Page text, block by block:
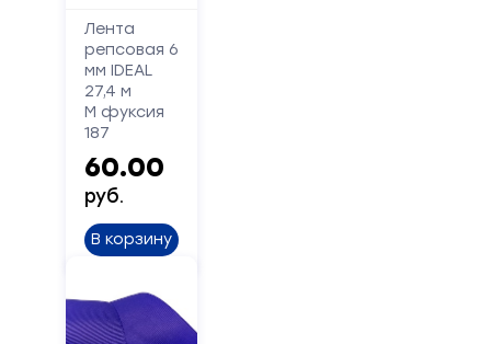
Лента
репсовая 6
мм IDEAL
27,4 м
М фуксия
187
60.00
руб.
В корзину